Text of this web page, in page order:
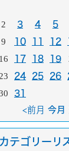
2 3 4 5
9 10 11 12
16 17 18 19
23 24 25 26
31
<前月 今月
テゴリーリ